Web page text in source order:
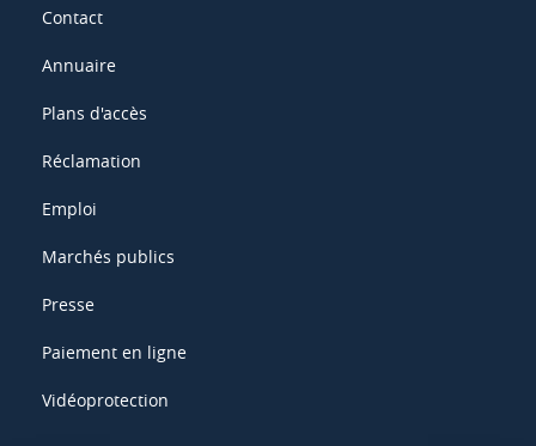
Contact
Annuaire
Plans d'accès
Réclamation
Emploi
Marchés publics
Presse
Paiement en ligne
Vidéoprotection